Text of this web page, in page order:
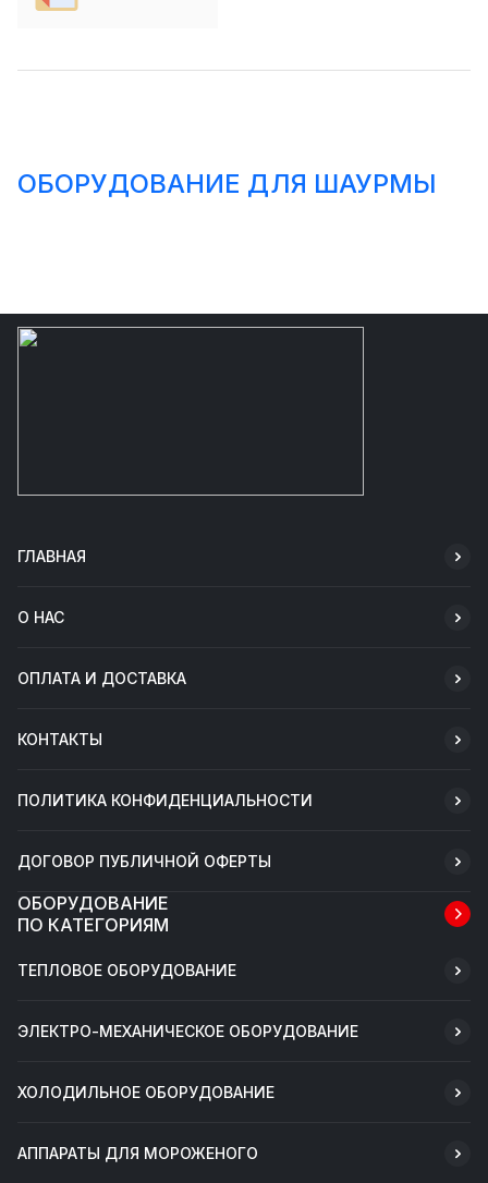
ОБОРУДОВАНИЕ ДЛЯ ШАУРМЫ
ГЛАВНАЯ
О НАС
ОПЛАТА И ДОСТАВКА
КОНТАКТЫ
ПОЛИТИКА КОНФИДЕНЦИАЛЬНОСТИ
ДОГОВОР ПУБЛИЧНОЙ ОФЕРТЫ
ОБОРУДОВАНИЕ
ПО КАТЕГОРИЯМ
ТЕПЛОВОЕ ОБОРУДОВАНИЕ
ЭЛЕКТРО-МЕХАНИЧЕСКОЕ ОБОРУДОВАНИЕ
ХОЛОДИЛЬНОЕ ОБОРУДОВАНИЕ
АППАРАТЫ ДЛЯ МОРОЖЕНОГО